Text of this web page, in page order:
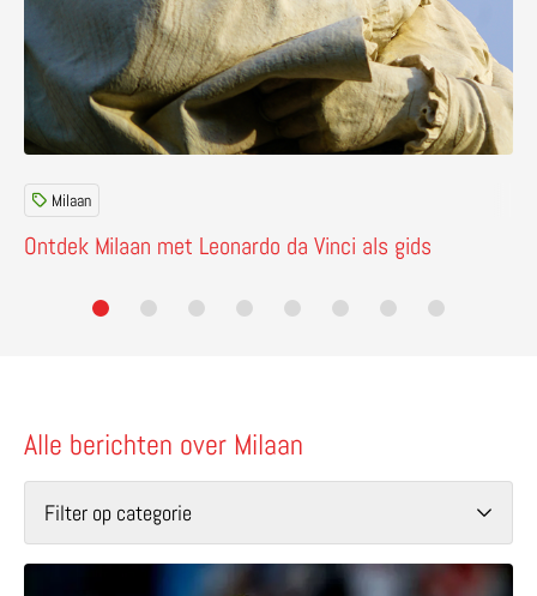
Ontdek Milaan met Leonardo da Vinci als gids
Milaan
Alle berichten over Milaan
Filter op categorie
Lees meer over Italië is er dit WK tóch bij – dankzij het